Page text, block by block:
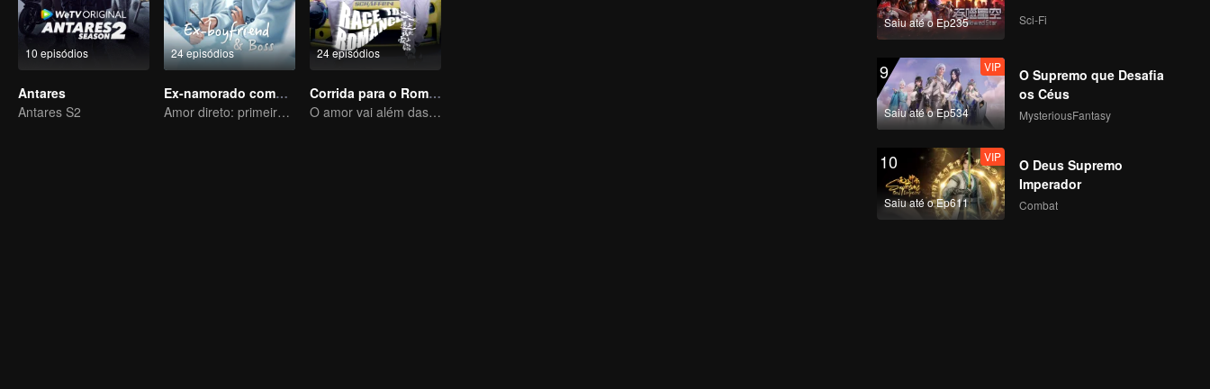
10 episódios
Antares
Antares S2
24 episódios
Ex-namorado como Meu Chefe
Amor direto: primeiro amor, não fuja
24 episódios
Corrida para o Romance
O amor vai além das fronteiras, a Glory United como parceira
Saiu até o Ep235 Sci-Fi
9
Saiu até o Ep534
VIP
O Supremo que Desafia
os Céus
MysteriousFantasy
10
Saiu até o Ep611
VIP
O Deus Supremo
Imperador
Combat